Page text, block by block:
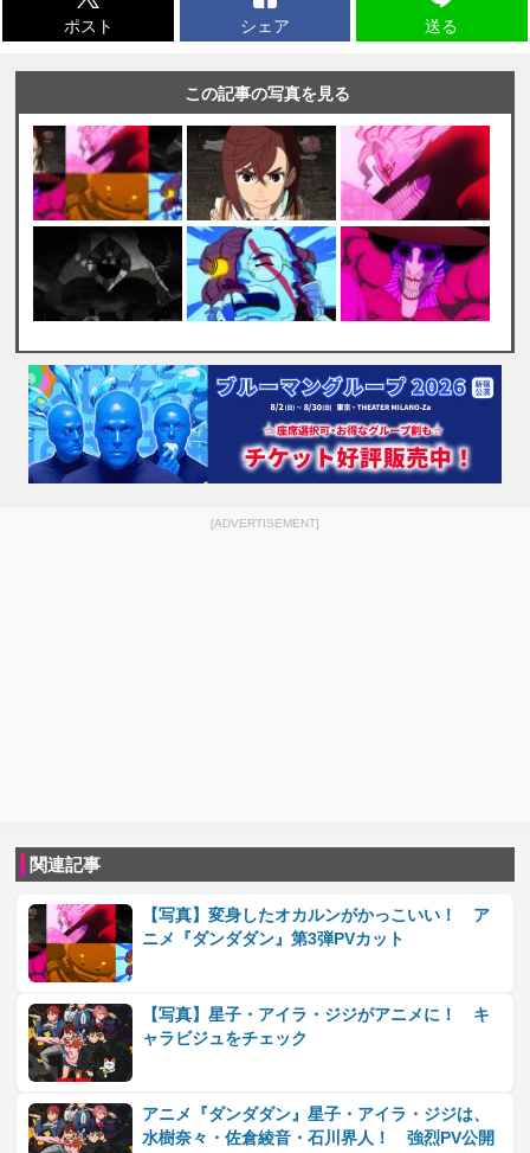
ポスト シェア 送る
この記事の写真を見る
[ADVERTISEMENT]
関連記事
【写真】変身したオカルンがかっこいい！ ア
ニメ『ダンダダン』第3弾PVカット
【写真】星子・アイラ・ジジがアニメに！ キ
ャラビジュをチェック
アニメ『ダンダダン』星子・アイラ・ジジは、
水樹奈々・佐倉綾音・石川界人！ 強烈PV公開